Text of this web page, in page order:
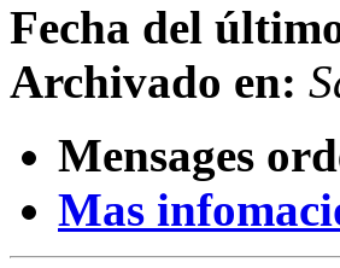
Fecha del
Archivado en:
Mensages
Mas